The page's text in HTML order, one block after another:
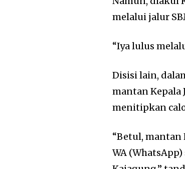
melalui jalur
“Iya lulus
Disisi lain,
mantan Kepala
menitipkan
“Betul, mantan
WA